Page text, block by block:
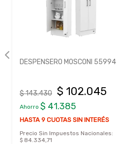
DESPENSERO MOSCONI 55994
$ 143.430 $ 102.045
Ahorro $ 41.385
HASTA 9 CUOTAS SIN INTERÉS
Precio Sin Impuestos Nacionales:
$ 84.334,71